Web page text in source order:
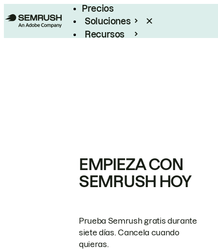
Precios
Soluciones
Recursos
EMPIEZA CON
SEMRUSH HOY
Prueba Semrush gratis durante
siete días. Cancela cuando
quieras.